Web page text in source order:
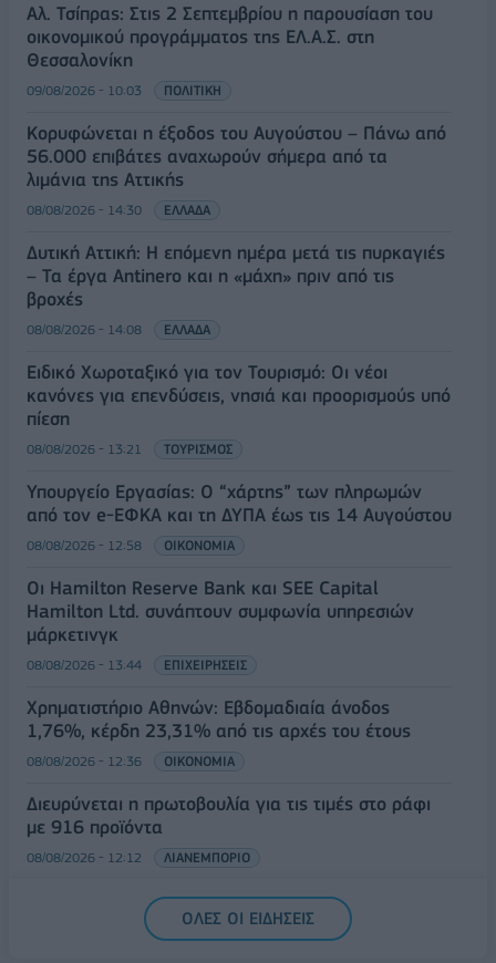
Αλ. Τσίπρας: Στις 2 Σεπτεμβρίου η παρουσίαση του
οικονομικού προγράμματος της ΕΛ.Α.Σ. στη
Θεσσαλονίκη
09/08/2026 - 10:03 ΠΟΛΙΤΙΚΗ
Κορυφώνεται η έξοδος του Αυγούστου – Πάνω από
56.000 επιβάτες αναχωρούν σήμερα από τα
λιμάνια της Αττικής
08/08/2026 - 14:30 ΕΛΛΑΔΑ
Δυτική Αττική: Η επόμενη ημέρα μετά τις πυρκαγιές
– Τα έργα Antinero και η «μάχη» πριν από τις
βροχές
08/08/2026 - 14:08 ΕΛΛΑΔΑ
Ειδικό Χωροταξικό για τον Τουρισμό: Οι νέοι
κανόνες για επενδύσεις, νησιά και προορισμούς υπό
πίεση
08/08/2026 - 13:21 ΤΟΥΡΙΣΜΟΣ
Υπουργείο Εργασίας: Ο “χάρτης” των πληρωμών
από τον e-ΕΦΚΑ και τη ΔΥΠΑ έως τις 14 Αυγούστου
08/08/2026 - 12:58 ΟΙΚΟΝΟΜΙΑ
Οι Hamilton Reserve Bank και SEE Capital
Hamilton Ltd. συνάπτουν συμφωνία υπηρεσιών
μάρκετινγκ
08/08/2026 - 13:44 ΕΠΙΧΕΙΡΗΣΕΙΣ
Χρηματιστήριο Αθηνών: Εβδομαδιαία άνοδος
1,76%, κέρδη 23,31% από τις αρχές του έτους
08/08/2026 - 12:36 ΟΙΚΟΝΟΜΙΑ
Διευρύνεται η πρωτοβουλία για τις τιμές στο ράφι
με 916 προϊόντα
08/08/2026 - 12:12 ΛΙΑΝΕΜΠΟΡΙΟ
Health Monitoring: Η εθνική υποδομή για την
αξιοποίηση των δεδομένων υγείας προς όφελος
ΟΛΕΣ ΟΙ ΕΙΔΗΣΕΙΣ